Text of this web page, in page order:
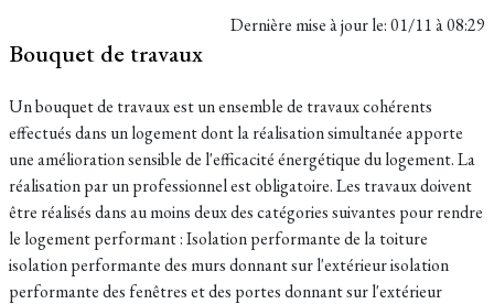
Dernière mise à jour le:01/11 à 08:29
Bouquet de travaux
Un bouquet de travaux est un ensemble de travaux cohérents
effectués dans un logement dont la réalisation simultanée apporte
une amélioration sensible de l'efficacité énergétique du logement. La
réalisation par un professionnel est obligatoire. Les travaux doivent
être réalisés dans au moins deux des catégories suivantes pour rendre
le logement performant : Isolation performante de la toiture
isolation performante des murs donnant sur l'extérieur isolation
performante des fenêtres et des portes donnant sur l'extérieur